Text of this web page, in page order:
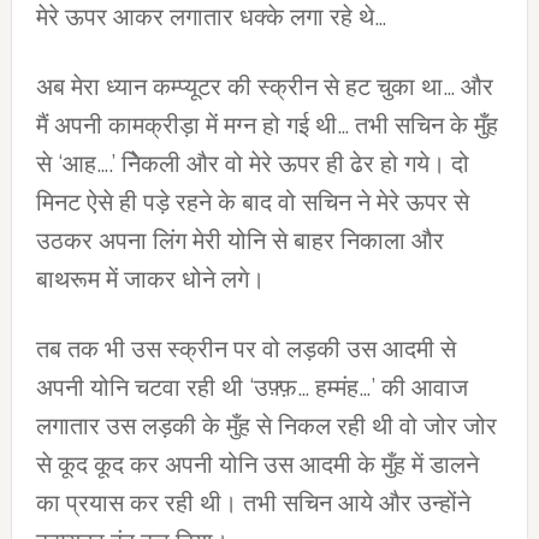
मेरे ऊपर आकर लगातार धक्‍के लगा रहे थे…
अब मेरा ध्‍यान कम्‍प्‍यूटर की स्‍क्रीन से हट चुका था… और
मैं अपनी कामक्रीड़ा में मग्‍न हो गई थी… तभी सचिन के मुँह
से ‘आह….’ निेकली और वो मेरे ऊपर ही ढेर हो गये। दो
मिनट ऐसे ही पड़े रहने के बाद वो सचिन ने मेरे ऊपर से
उठकर अपना लिंग मेरी योनि से बाहर निकाला और
बाथरूम में जाकर धोने लगे।
तब तक भी उस स्‍क्रीन पर वो लड़की उस आदमी से
अपनी योनि चटवा रही थी ‘उफ़्फ़… हम्मंह…’ की आवाज
लगातार उस लड़की के मुँह से निकल रही थी वो जोर जोर
से कूद कूद कर अपनी योनि उस आदमी के मुँह में डालने
का प्रयास कर रही थी। तभी सचिन आये और उन्‍होंने